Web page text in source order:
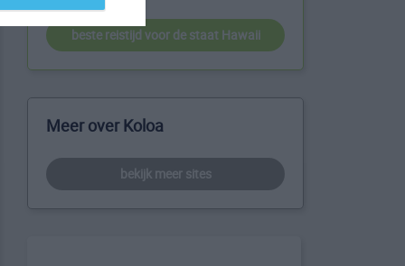
beste reistijd voor de staat Hawaii
Meer over Koloa
bekijk meer sites